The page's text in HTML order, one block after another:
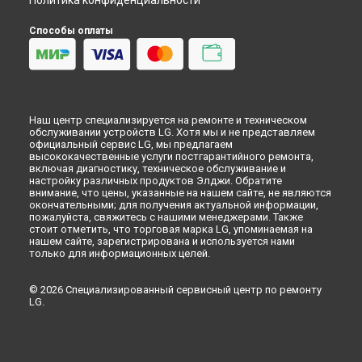
Способы оплаты
Наш центр специализируется на ремонте и техническом
обслуживании устройств LG. Хотя мы и не представляем
официальный сервис LG, мы предлагаем
высококачественные услуги постгарантийного ремонта,
включая диагностику, техническое обслуживание и
настройку различных продуктов Элджи. Обратите
внимание, что цены, указанные на нашем сайте, не являются
окончательными; для получения актуальной информации,
пожалуйста, свяжитесь с нашими менеджерами. Также
стоит отметить, что торговая марка LG, упоминаемая на
нашем сайте, зарегистрирована и используется нами
только для информационных целей.
© 2026 Специализированный сервисный центр по ремонту
LG.